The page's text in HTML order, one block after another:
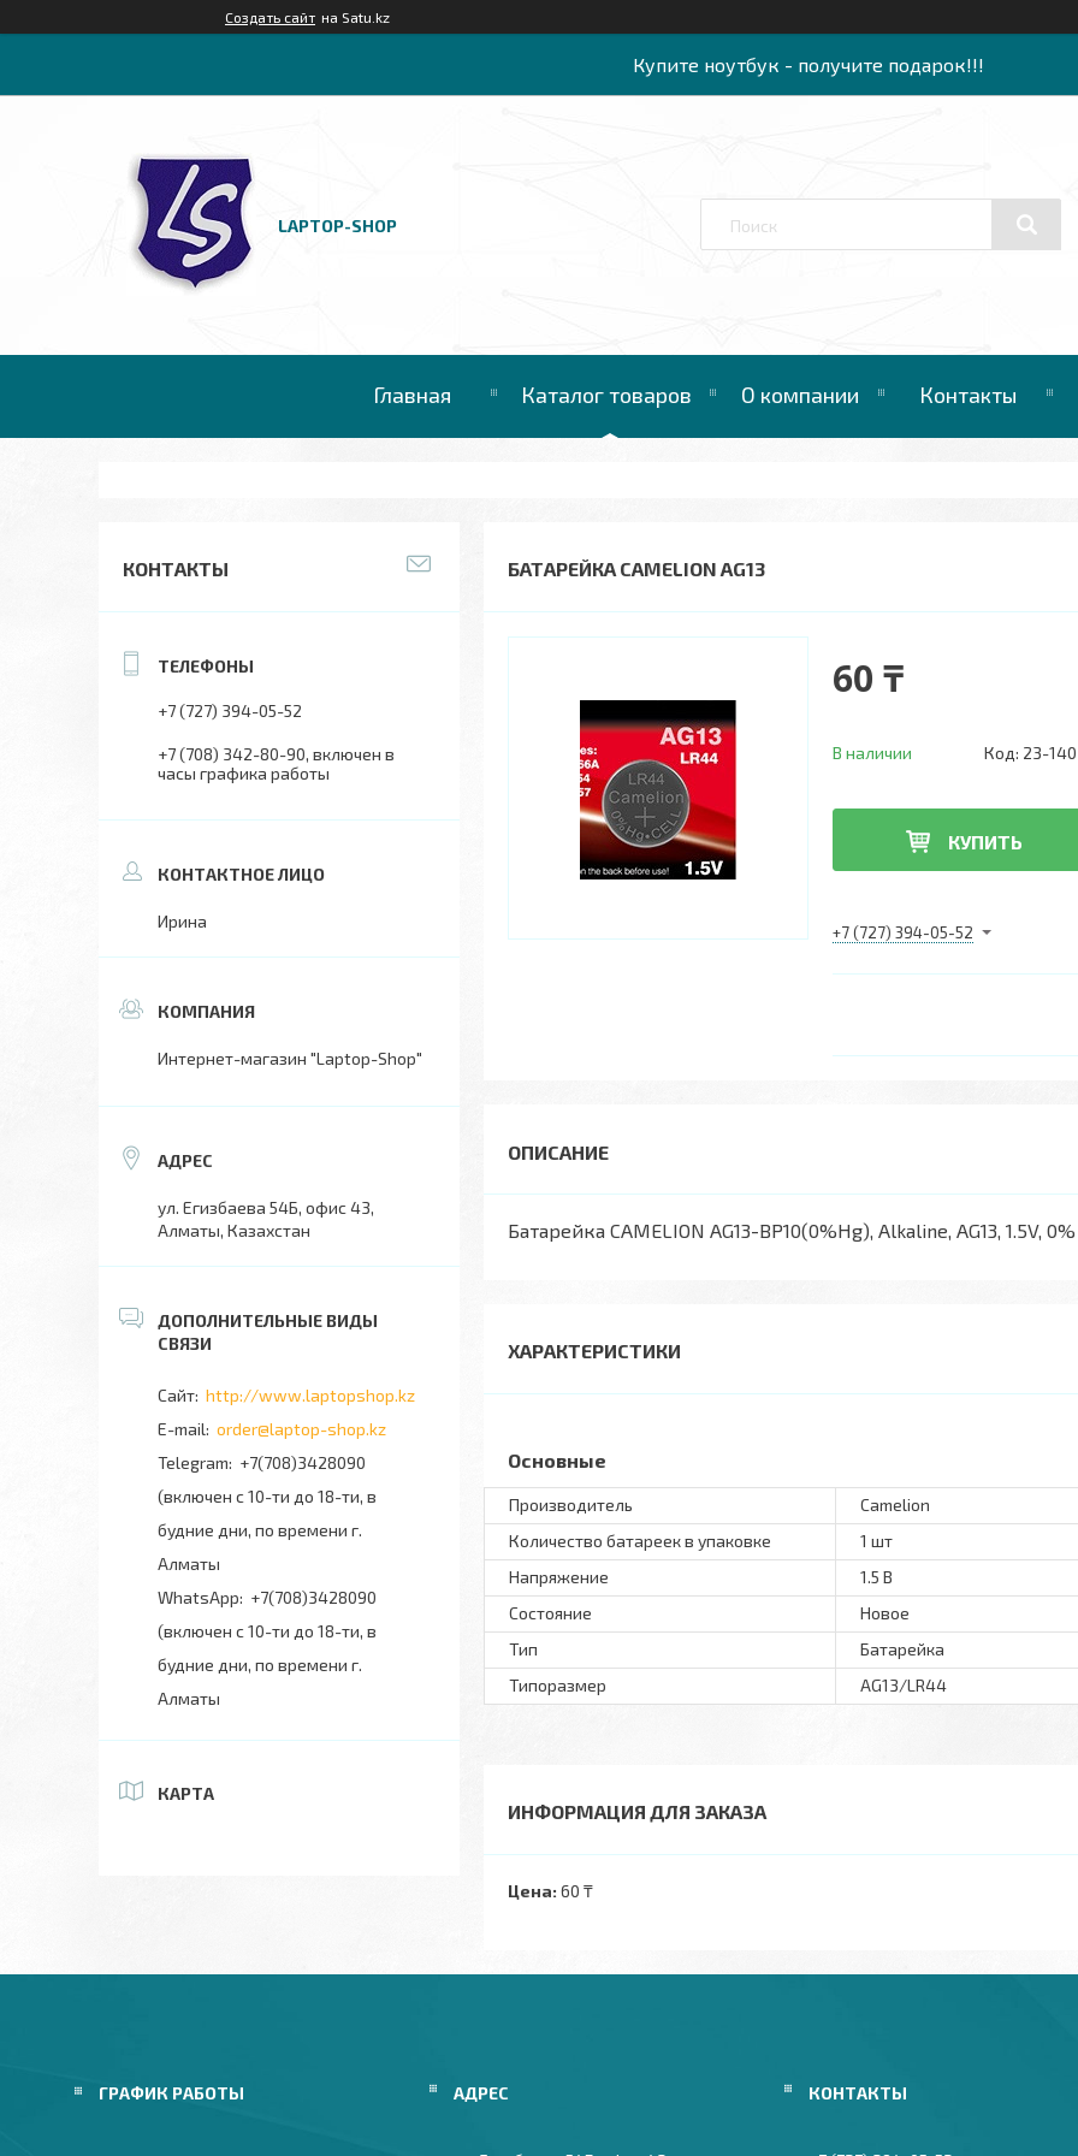
Создать сайт на Satu.kz
Купите ноутбук - получите подарок!!!
LAPTOP-SHOP
Главная Каталог товаров О компании Контакты
БАТАРЕЙКА CAMELION AG13
60 ₸
В наличии Код: 23-
КУПИТЬ
+7 (727) 394-05-52
Батарейка CAMELION AG13-BP10(0%Hg), Alkaline, AG13, 1.5V,
ХАРАКТЕРИСТИКИ
Основные
Производитель
Camelion
Количество батареек в упаковке
1 шт
Напряжение
1.5 В
Состояние
Новое
Тип
Батарейка
Типоразмер
AG13/LR44
ИНФОРМАЦИЯ ДЛЯ ЗАКАЗА
Цена: 60 ₸
КОНТАКТЫ
+7 (727) 394-05-52
+7 (708) 342-80-90 включен в
часы графика работы
Ирина
Интернет-магазин "Laptop-Shop"
ул. Егизбаева 54Б, офис 43,
Алматы, Казахстан
http://www.laptopshop.kz
order@laptop-shop.kz
+7(708)3428090
(включен с 10-ти до 18-ти, в
будние дни, по времени г.
Алматы
+7(708)3428090
(включен с 10-ти до 18-ти, в
будние дни, по времени г.
Алматы
КАРТА
ГРАФИК РАБОТЫ